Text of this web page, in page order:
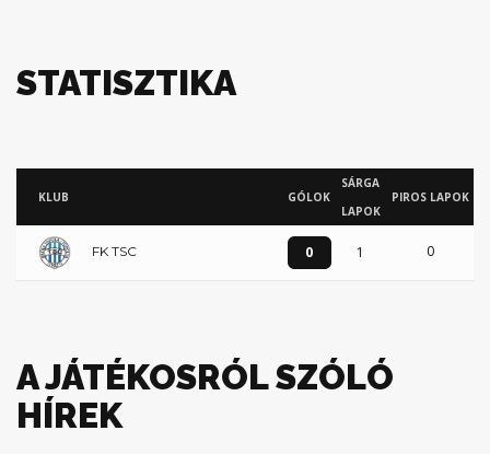
STATISZTIKA
KLUB GÓLOK
SÁRGA
LAPOK
PIROS LAPOK
FK TSC 0 1 0
A JÁTÉKOSRÓL SZÓLÓ
HÍREK